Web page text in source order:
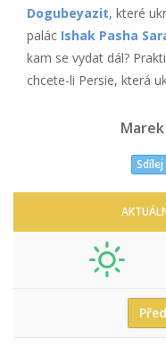
Dogubeyazit, které
palác Ishak Pasha
kam se vydat dál?
chcete-li Persie, která
Sdílej